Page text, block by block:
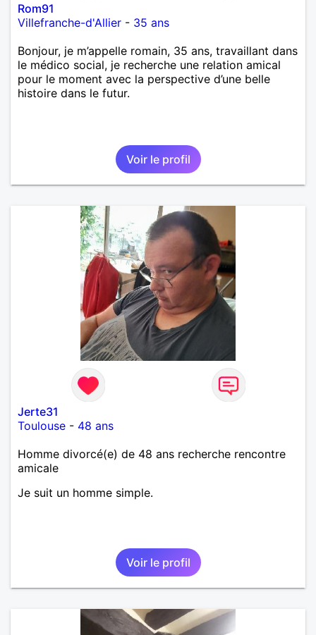
Rom91
Villefranche-d'Allier - 35 ans
Bonjour, je m’appelle romain, 35 ans, travaillant dans
le médico social, je recherche une relation amical
pour le moment avec la perspective d’une belle
histoire dans le futur.
Voir le profil
Jerte31
Toulouse - 48 ans
Homme divorcé(e) de 48 ans recherche rencontre
amicale
Je suit un homme simple.
Voir le profil